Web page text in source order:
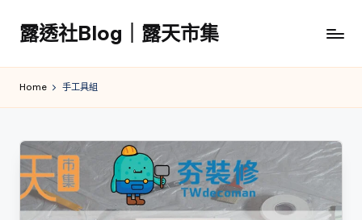
Skip
content
露透社Blog｜露天市集
社
天
市
Home 手工具組